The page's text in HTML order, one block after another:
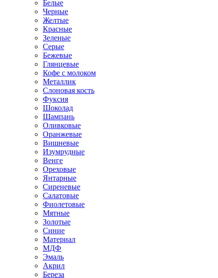
Белые
Черные
Желтые
Красные
Зеленые
Серые
Бежевые
Глянцевые
Кофе с молоком
Металлик
Слоновая кость
Фуксия
Шоколад
Шампань
Оливковые
Оранжевые
Вишневые
Изумрудные
Венге
Ореховые
Янтарные
Сиреневые
Салатовые
Фиолетовые
Мятные
Золотые
Синие
Материал
МДФ
Эмаль
Акрил
Береза